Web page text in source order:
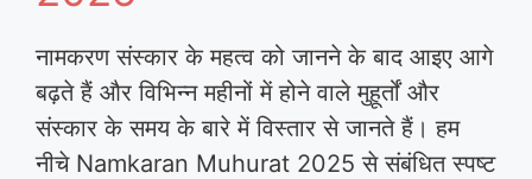
नामकरण संस्कार के महत्व को जानने के बाद आइए आगे
बढ़ते हैं और विभिन्न महीनों में होने वाले मुहूर्तों और
संस्कार के समय के बारे में विस्तार से जानते हैं। हम
नीचे Namkaran Muhurat 2025 से संबंधित स्पष्ट